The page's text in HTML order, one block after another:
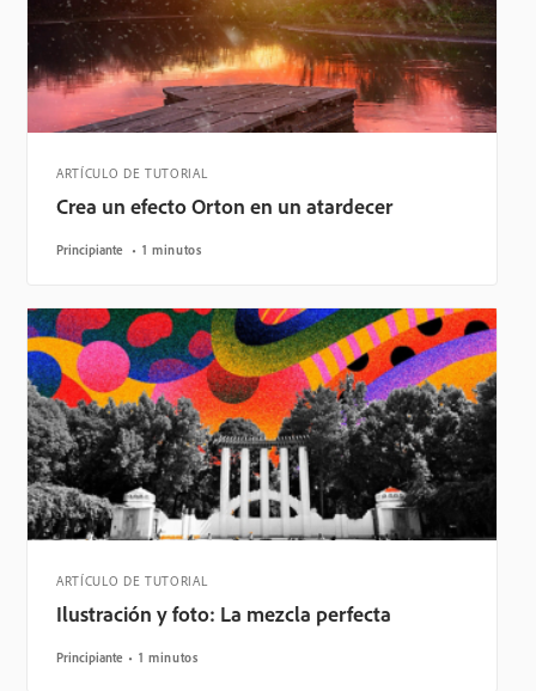
ARTÍCULO DE TUTORIAL
Crea un efecto Orton en un atardecer
Principiante 1 minutos
ARTÍCULO DE TUTORIAL
Ilustración y foto: La mezcla perfecta
Principiante 1 minutos